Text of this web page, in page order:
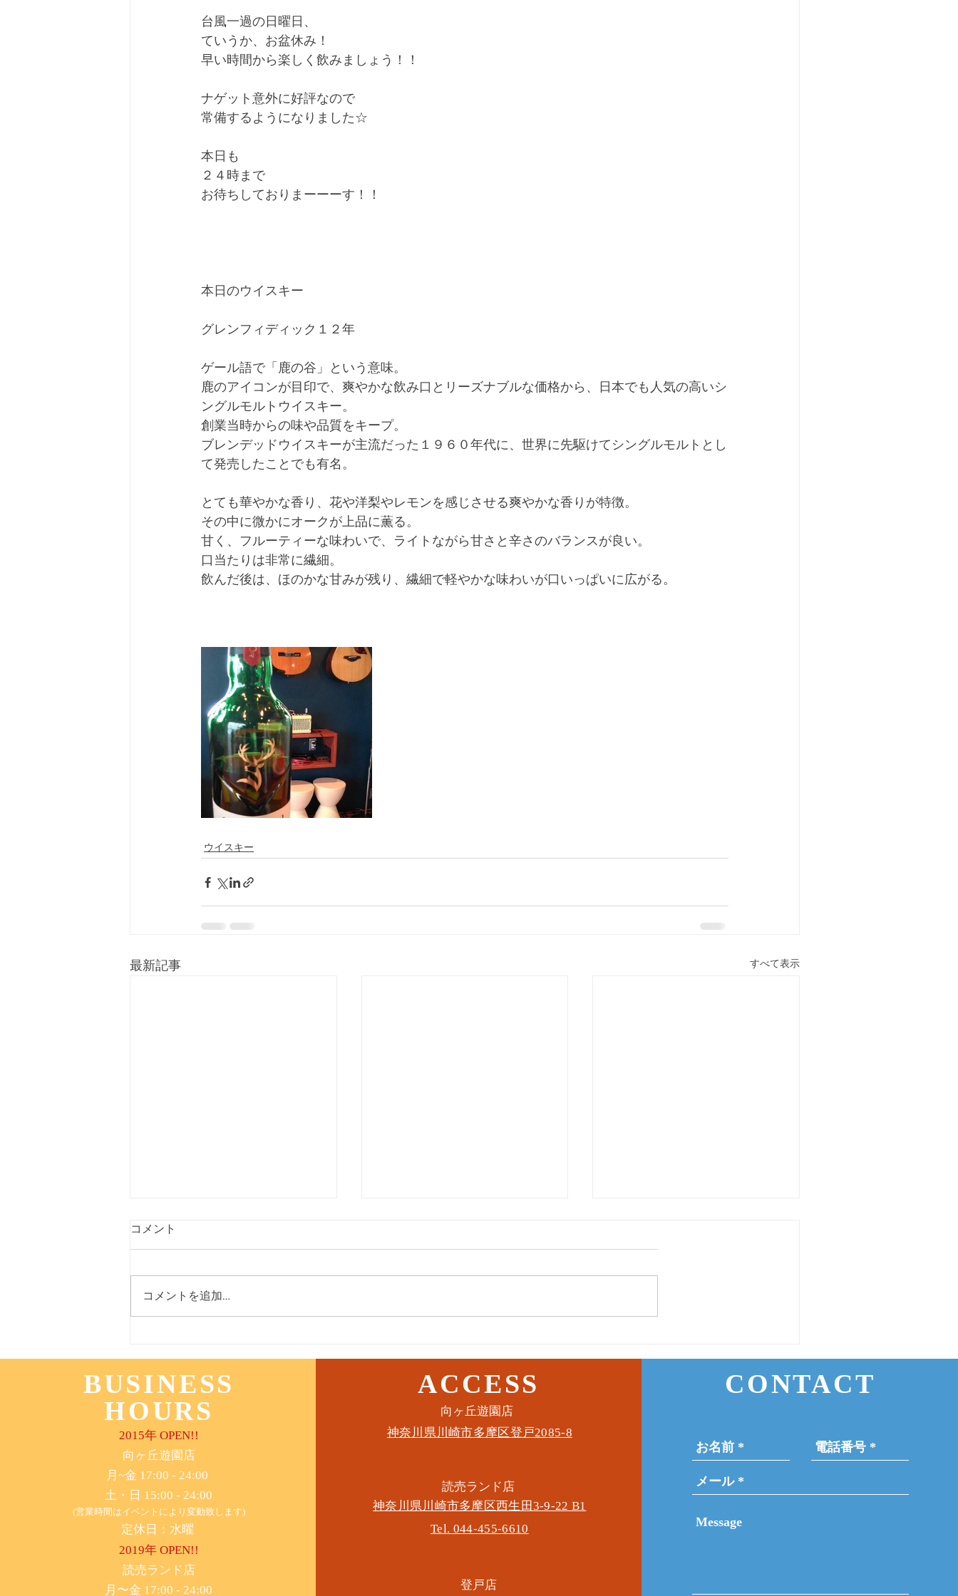
台風一過の日曜日、
ていうか、お盆休み！
早い時間から楽しく飲みましょう！！
ナゲット意外に好評なので
常備するようになりました☆
本日も
２４時まで
お待ちしておりまーーーす！！
本日のウイスキー
グレンフィディック１２年
ゲール語で「鹿の谷」という意味。
鹿のアイコンが目印で、爽やかな飲み口とリーズナブルな価格から、日本でも人気の高いシ
ングルモルトウイスキー。
創業当時からの味や品質をキープ。
ブレンデッドウイスキーが主流だった１９６０年代に、世界に先駆けてシングルモルトとし
て発売したことでも有名。
とても華やかな香り、花や洋梨やレモンを感じさせる爽やかな香りが特徴。
その中に微かにオークが上品に薫る。
甘く、フルーティーな味わいで、ライトながら甘さと辛さのバランスが良い。
口当たりは非常に繊細。
飲んだ後は、ほのかな甘みが残り、繊細で軽やかな味わいが口いっぱいに広がる。
ウイスキー
最新記事 すべて表示
11月3日(木) 登戸店
コメント
コメントを追加…
BUSINESS
HOURS
2015年 OPEN!!
​向ヶ丘遊園店
月~金 17:00 - 24:00
土・日 15:00 - 24:00
(営業時間はイベントにより変動致します)
定休日：水曜
2019年 OPEN!!
​読売ランド店
月〜金 17:00 - 24:00
ACCESS
​向ヶ丘遊園店
神奈川県川崎市多摩区​登戸2085-8
​読売ランド店
神奈川県川崎市多摩区​西生田3-9-22 B1
Tel. 044-455-6610
​登戸店
CONTACT